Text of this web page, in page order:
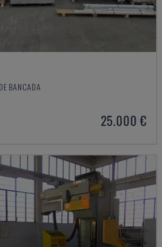
BANCADA
25.000 €